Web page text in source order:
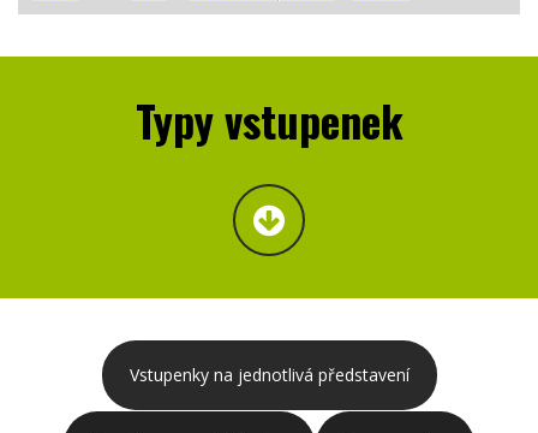
Typy vstupenek
Vstupenky na jednotlivá představení